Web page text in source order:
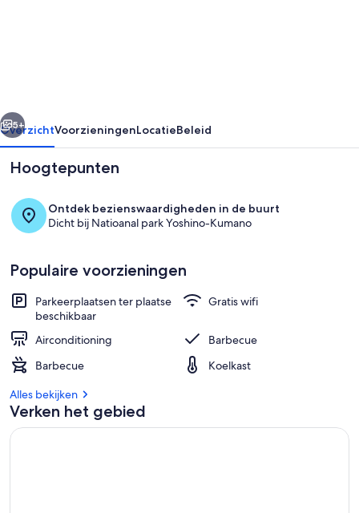
rent
4
rooms
Kumano
Interieur
Volgende
5+
OverzichtVoorzieningenLocatieBeleid
Hoogtepunten
Ontdek bezienswaardigheden in de buurt
Dicht bij Natioanal park Yoshino-Kumano
Populaire voorzieningen
Parkeerplaatsen ter plaatse
beschikbaar
Gratis wifi
Airconditioning
Barbecue
Barbecue
Koelkast
Alles bekijken
Verken het gebied